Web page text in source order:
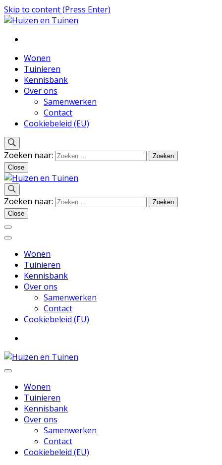
Skip to content (Press Enter)
Huizen en Tuinen
Inspiratie voor wonen en tuinieren
Wonen
Tuinieren
Kennisbank
Over ons
Samenwerken
Contact
Cookiebeleid (EU)
Zoeken naar:
Close
Huizen en Tuinen
Inspiratie voor wonen en tuinieren
Zoeken naar:
Close
Wonen
Tuinieren
Kennisbank
Over ons
Samenwerken
Contact
Cookiebeleid (EU)
Huizen en Tuinen
Inspiratie voor wonen en tuinieren
Wonen
Tuinieren
Kennisbank
Over ons
Samenwerken
Contact
Cookiebeleid (EU)